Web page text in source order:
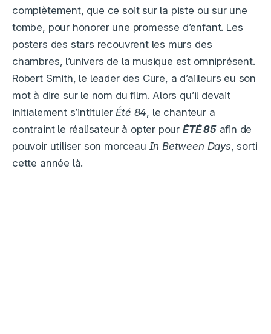
complètement, que ce soit sur la piste ou sur une
tombe, pour honorer une promesse d’enfant. Les
posters des stars recouvrent les murs des
chambres, l’univers de la musique est omniprésent.
Robert Smith, le leader des Cure, a d’ailleurs eu son
mot à dire sur le nom du film. Alors qu’il devait
initialement s’intituler Été 84 , le chanteur a
contraint le réalisateur à opter pour ÉTÉ 85afin de
pouvoir utiliser son morceau In Between Days , sorti
cette année là.